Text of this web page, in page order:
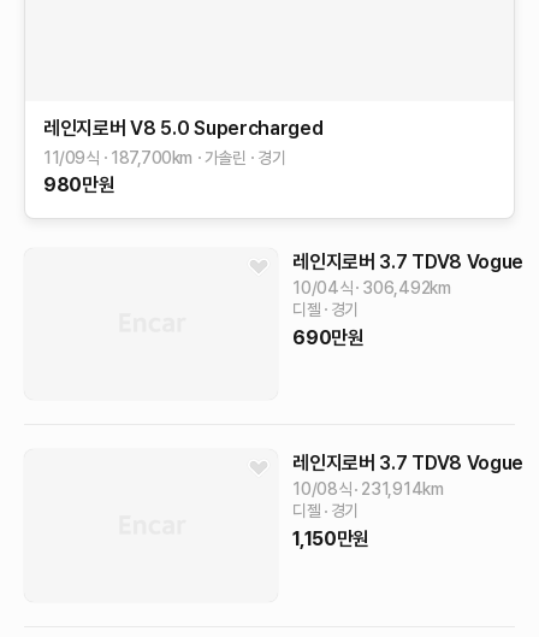
레인지로버 V8 5.0 Supercharged
11/09식 187,700km 가솔린 경기
980만원
레인지로버 3.7 TDV8 Vogue
10/04식 306,492km
디젤
경기
690만원
레인지로버 3.7 TDV8 Vogue
10/08식 231,914km
디젤
경기
1,150만원